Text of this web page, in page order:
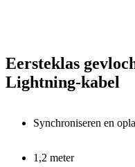
Eersteklas
Lightning-kabel
Synchroniseren en
1,2 meter